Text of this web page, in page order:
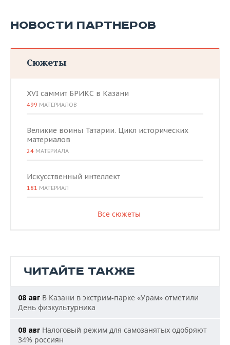
НОВОСТИ ПАРТНЕРОВ
Сюжеты
XVI саммит БРИКС в Казани
499 МАТЕРИАЛОВ
Великие воины Татарии. Цикл исторических
материалов
24 МАТЕРИАЛА
Искусственный интеллект
181 МАТЕРИАЛ
Все сюжеты
ЧИТАЙТЕ ТАКЖЕ
08 авг В Казани в экстрим-парке «Урам» отметили
День физкультурника
08 авг Налоговый режим для самозанятых одобряют
34% россиян